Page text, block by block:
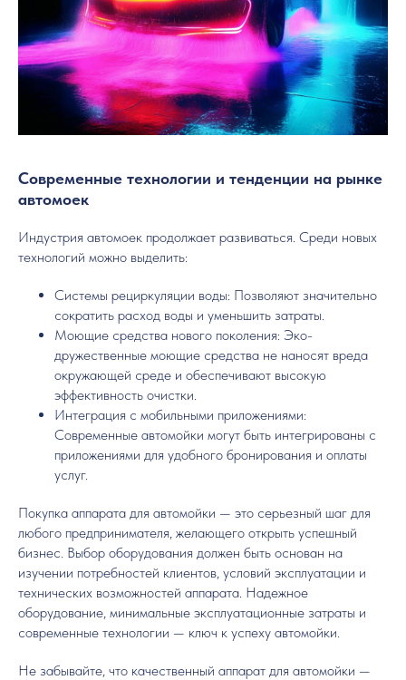
Современные технологии и тенденции на рынке
автомоек
Индустрия автомоек продолжает развиваться. Среди новых
технологий можно выделить:
Системы рециркуляции воды: Позволяют значительно
сократить расход воды и уменьшить затраты.
Моющие средства нового поколения: Эко-
дружественные моющие средства не наносят вреда
окружающей среде и обеспечивают высокую
эффективность очистки.
Интеграция с мобильными приложениями:
Современные автомойки могут быть интегрированы с
приложениями для удобного бронирования и оплаты
услуг.
Покупка аппарата для автомойки — это серьезный шаг для
любого предпринимателя, желающего открыть успешный
бизнес. Выбор оборудования должен быть основан на
изучении потребностей клиентов, условий эксплуатации и
технических возможностей аппарата. Надежное
оборудование, минимальные эксплуатационные затраты и
современные технологии — ключ к успеху автомойки.
Не забывайте, что качественный аппарат для автомойки —